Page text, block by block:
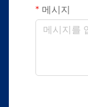
메시지